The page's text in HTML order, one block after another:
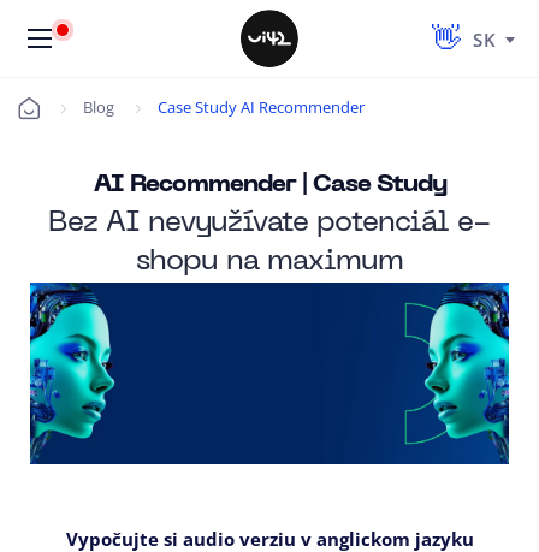
SK
Úvod Blog Case Study AI Recommender
AI Recommender | Case Study
Bez AI nevyužívate potenciál e-
shopu na maximum
Vypočujte si audio verziu v anglickom jazyku